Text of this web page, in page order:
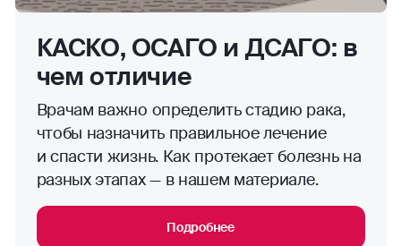
КАСКО, ОСАГО и ДСАГО: в
чем отличие
Врачам важно определить стадию рака,
чтобы назначить правильное лечение
и спасти жизнь. Как протекает болезнь на
разных этапах — в нашем материале.
Подробнее